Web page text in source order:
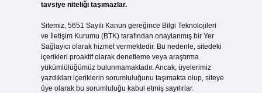
tavsiye niteliği taşımazlar.
Sitemiz, 5651 Sayılı Kanun gereğince Bilgi Teknolojileri
ve İletişim Kurumu (BTK) tarafından onaylanmış bir Yer
Sağlayıcı olarak hizmet vermektedir. Bu nedenle, sitedeki
içerikleri proaktif olarak denetleme veya araştırma
yükümlülüğümüz bulunmamaktadır. Ancak, üyelerimiz
yazdıkları içeriklerin sorumluluğunu taşımakta olup, siteye
üye olarak bu sorumluluğu kabul etmiş sayılırlar.